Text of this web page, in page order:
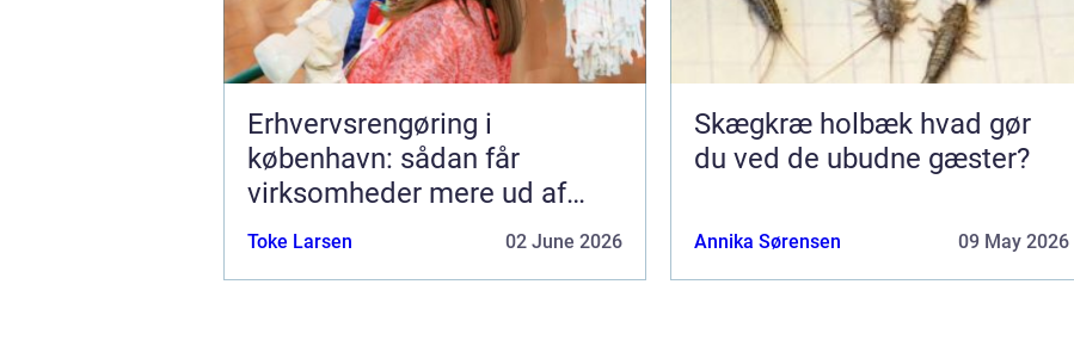
Erhvervsrengøring i
københavn: sådan får
virksomheder mere ud af
hverdagen
Toke Larsen 02 June 2026
Skægkræ holbæk hvad gør
du ved de ubudne gæster?
Annika Sørensen 09 May 2026